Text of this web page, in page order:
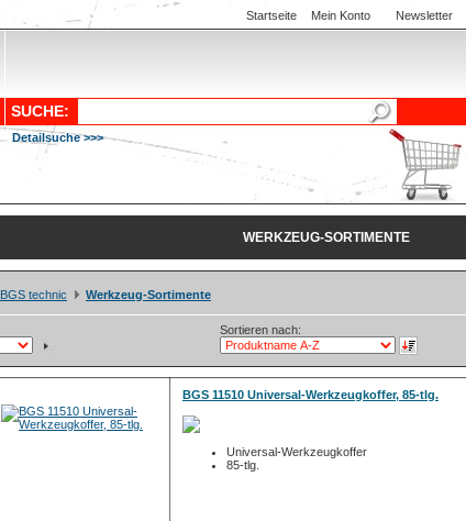
Startseite Mein Konto Newsletter
SUCHE:
Detailsuche >>>
WERKZEUG-SORTIMENTE
BGS technic Werkzeug-Sortimente
Sortieren nach:
BGS 11510 Universal-Werkzeugkoffer, 85-tlg.
Universal-Werkzeugkoffer
85-tlg.